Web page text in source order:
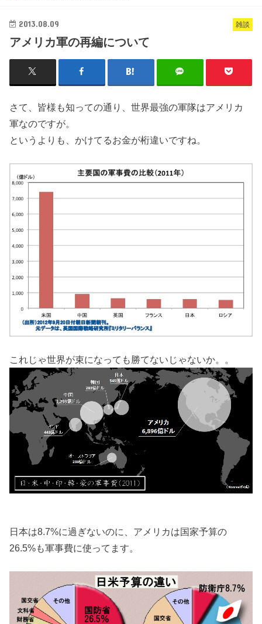
雑談
2013.08.09
アメリカ軍の再編について
さて、皆様も知っての通り、世界最強の軍隊はアメリカ
軍なのですが。
というよりも、かけてるお金が桁違いですね。
これじゃ世界が束になっても勝てないじゃないか。。
日本は8.7%に過ぎないのに、アメリカは国家予算の
26.5%も軍事費に使ってます。